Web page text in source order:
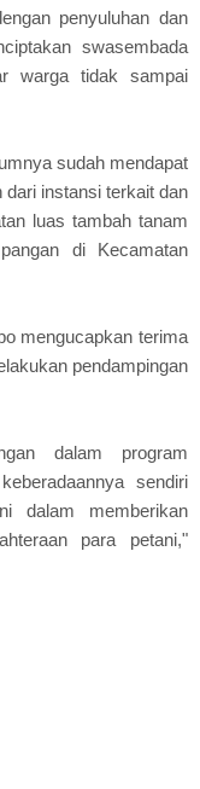
penyuluhan dan
swasembada
warga tidak sampai
sudah mendapat
dari instansi terkait dan
luas tambah tanam
di Kecamatan
mengucapkan terima
pendampingan
dalam program
sendiri
dalam memberikan
para petani,"